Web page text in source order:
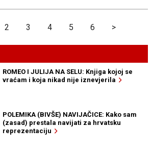
2 3 4 5 6 >
ROMEO I JULIJA NA SELU: Knjiga kojoj se
vraćam i koja nikad nije iznevjerila
POLEMIKA (BIVŠE) NAVIJAČICE: Kako sam
(zasad) prestala navijati za hrvatsku
reprezentaciju